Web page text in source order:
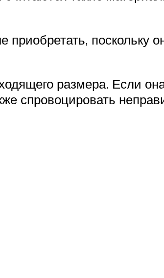
поскольку
размера. Если
спровоцировать